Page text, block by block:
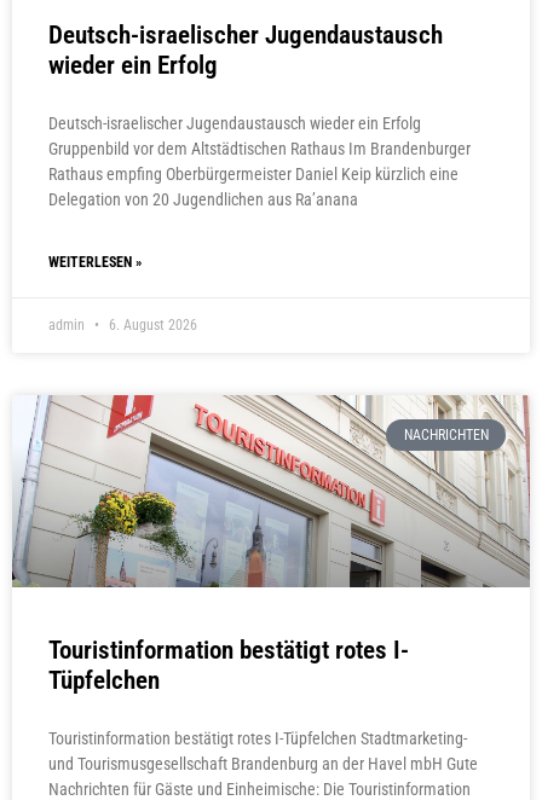
Deutsch-israelischer Jugendaustausch
wieder ein Erfolg
Deutsch-israelischer Jugendaustausch wieder ein Erfolg
Gruppenbild vor dem Altstädtischen Rathaus Im Brandenburger
Rathaus empfing Oberbürgermeister Daniel Keip kürzlich eine
Delegation von 20 Jugendlichen aus Ra’anana
WEITERLESEN »
admin 6. August 2026
NACHRICHTEN
Touristinformation bestätigt rotes I-
Tüpfelchen
Touristinformation bestätigt rotes I-Tüpfelchen Stadtmarketing-
und Tourismusgesellschaft Brandenburg an der Havel mbH Gute
Nachrichten für Gäste und Einheimische: Die Touristinformation